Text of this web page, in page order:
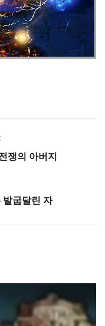
쟁의 아버지
굽달린 자